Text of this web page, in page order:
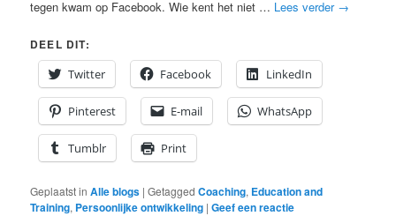
tegen kwam op Facebook. Wie kent het niet … Lees verder →
DEEL DIT:
Twitter
Facebook LinkedIn
Pinterest E-mail WhatsApp
Tumblr Print
Geplaatst in Alle blogs |Getagged Coaching, Education and
Training, Persoonlijke ontwikkeling |Geef een reactie